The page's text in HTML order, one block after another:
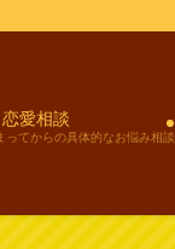
恋愛相談
ってからの具体的なお悩み相談